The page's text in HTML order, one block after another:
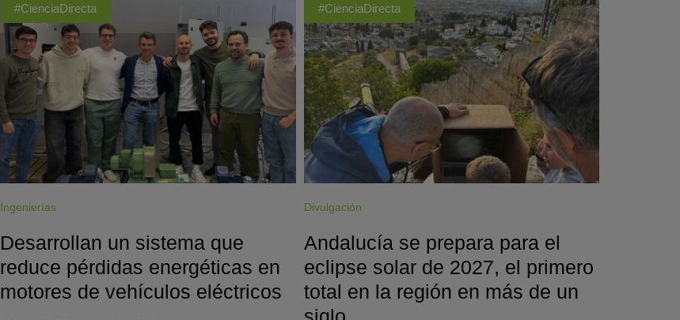
#CienciaDirecta
Ingenierías
Desarrollan un sistema que
reduce pérdidas energéticas en
motores de vehículos eléctricos
#CienciaDirecta
Divulgación
Andalucía se prepara para el
eclipse solar de 2027, el primero
total en la región en más de un